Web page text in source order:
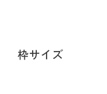
枠サイズ